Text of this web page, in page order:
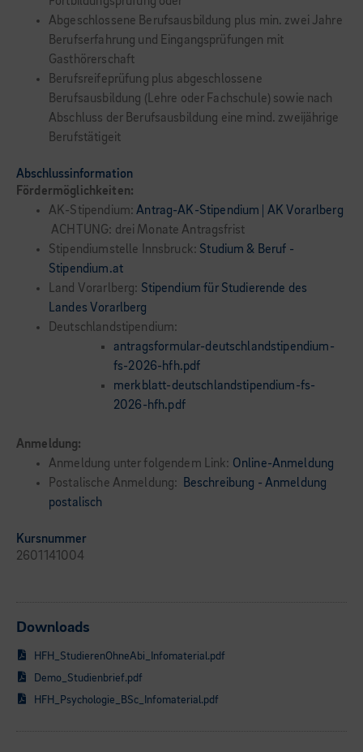
Abgeschlossene Berufsausbildung plus min. zwei Jahre
Berufserfahrung und Eingangsprüfungen mit
Gasthörerschaft
Berufsreifeprüfung plus abgeschlossene
Berufsausbildung (Lehre oder Fachschule) sowie nach
Abschluss der Berufsausbildung eine mind. zweijährige
Berufstätigeit
Abschlussinformation
Fördermöglichkeiten:
AK-Stipendium:Antrag-AK-Stipendium | AK Vorarlberg
ACHTUNG: drei Monate Antragsfrist
Stipendiumstelle Innsbruck: Studium & Beruf -
Stipendium.at
Land Vorarlberg: Stipendium für Studierende des
Landes Vorarlberg
Deutschlandstipendium:
antragsformular-deutschlandstipendium-
fs-2026-hfh.pdf
merkblatt-deutschlandstipendium-fs-
2026-hfh.pdf
Anmeldung:
Anmeldung unter folgendem Link: Online-Anmeldung
Postalische Anmeldung:
Beschreibung - Anmeldung
postalisch
Kursnummer
2601141004
Downloads
HFH_StudierenOhneAbi_Infomaterial.pdf
Demo_Studienbrief.pdf
HFH_Psychologie_BSc_Infomaterial.pdf